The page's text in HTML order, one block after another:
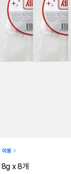
이동
8g x 8개